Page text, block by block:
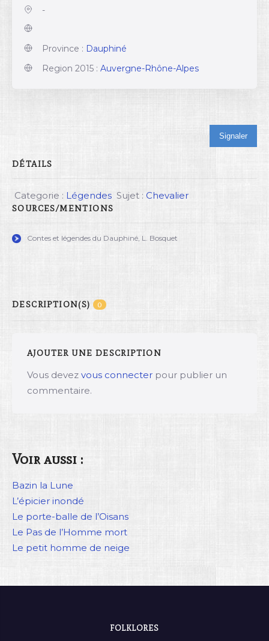
-
Province : Dauphiné
Region 2015 : Auvergne-Rhône-Alpes
Signaler
DÉTAILS
Categorie : Légendes Sujet : Chevalier
SOURCES/MENTIONS
Contes et légendes du Dauphiné, L. Bosquet
DESCRIPTION(S) 0
AJOUTER UNE DESCRIPTION
Vous devez vous connecter pour publier un
commentaire.
Voir aussi :
Bazin la Lune
L’épicier inondé
Le porte-balle de l’Oisans
Le Pas de l’Homme mort
Le petit homme de neige
FOLKLORES